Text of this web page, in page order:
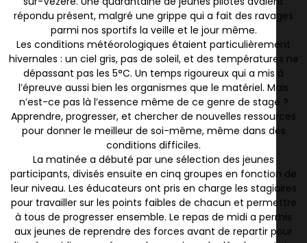
répondu présent, malgré une grippe qui a fait des ravages
parmi nos sportifs la veille et le jour même.
Les conditions météorologiques étaient particulièrement
hivernales : un ciel gris, pas de soleil, et des températures ne
dépassant pas les 5°C. Un temps rigoureux qui a mis à
l’épreuve aussi bien les organismes que le matériel. Mais
n’est-ce pas là l’essence même de ce genre de stage ?
Apprendre, progresser, et chercher de nouvelles ressources
pour donner le meilleur de soi-même, même dans des
conditions difficiles.
La matinée a débuté par une sélection des jeunes
participants, divisés ensuite en cinq groupes en fonction de
leur niveau. Les éducateurs ont pris en charge les stagiaires
pour travailler sur les points faibles de chacun et permettre
à tous de progresser ensemble. Le repas de midi a permis
aux jeunes de reprendre des forces avant de repartir pour